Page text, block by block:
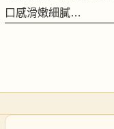
口感滑嫩細膩…